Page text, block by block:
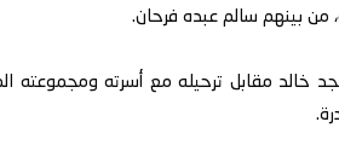
من بينهم سالم عبده فرحان.
خالد مقابل ترحيله مع أسرته ومجموعته